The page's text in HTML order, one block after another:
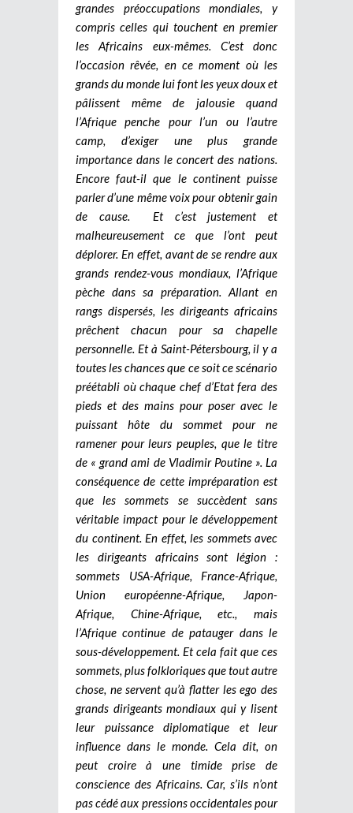
grandes préoccupations mondiales, y
compris celles qui touchent en premier
les Africains eux-mêmes. C’est donc
l’occasion rêvée, en ce moment où les
grands du monde lui font les yeux doux et
pâlissent même de jalousie quand
l’Afrique penche pour l’un ou l’autre
camp, d’exiger une plus grande
importance dans le concert des nations.
Encore faut-il que le continent puisse
parler d’une même voix pour obtenir gain
de cause. Et c’est justement et
malheureusement ce que l’ont peut
déplorer. En effet, avant de se rendre aux
grands rendez-vous mondiaux, l’Afrique
pèche dans sa préparation. Allant en
rangs dispersés, les dirigeants africains
prêchent chacun pour sa chapelle
personnelle. Et à Saint-Pétersbourg, il y a
toutes les chances que ce soit ce scénario
préétabli où chaque chef d’Etat fera des
pieds et des mains pour poser avec le
puissant hôte du sommet pour ne
ramener pour leurs peuples, que le titre
de « grand ami de Vladimir Poutine ». La
conséquence de cette impréparation est
que les sommets se succèdent sans
véritable impact pour le développement
du continent. En effet, les sommets avec
les dirigeants africains sont légion :
sommets USA-Afrique, France-Afrique,
Union européenne-Afrique, Japon-
Afrique, Chine-Afrique, etc., mais
l’Afrique continue de patauger dans le
sous-développement. Et cela fait que ces
sommets, plus folkloriques que tout autre
chose, ne servent qu’à flatter les ego des
grands dirigeants mondiaux qui y lisent
leur puissance diplomatique et leur
influence dans le monde. Cela dit, on
peut croire à une timide prise de
conscience des Africains. Car, s’ils n’ont
pas cédé aux pressions occidentales pour